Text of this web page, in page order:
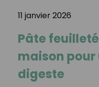
11 janvier 2026
Pâte
maison
digeste